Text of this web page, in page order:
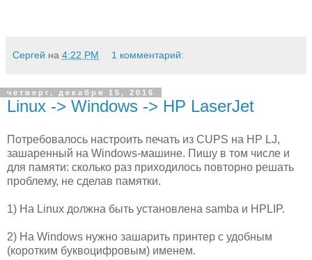
Сергей на 4:22 PM 1 комментарий:
четверг, декабря 15, 2016
Linux -> Windows -> HP LaserJet
Потребовалось настроить печать из CUPS на HP LJ,
зашаренный на Windows-машине. Пишу в том числе и
для памяти: сколько раз приходилось повторно решать
проблему, не сделав памятки.
1) На Linux должна быть установлена samba и HPLIP.
2) На Windows нужно зашарить принтер с удобным
(коротким буквоцифровым) именем.